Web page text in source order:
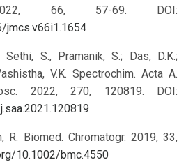
66, 57-69. DOI:
jmcs.v66i1.1654
Sethi, S., Pramanik, S.; Das, D.K.;
V.K. Spectrochim. Acta A.
2022, 270, 120819. DOI:
R. Biomed. Chromatogr. 2019, 33,
10.1002/bmc.4550